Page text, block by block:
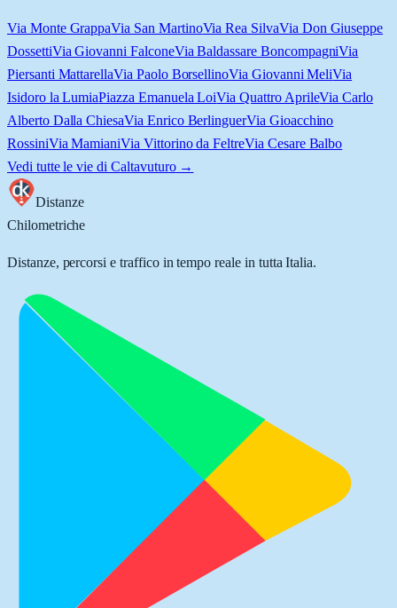
Via Monte GrappaVia San MartinoVia Rea SilvaVia Don Giuseppe
DossettiVia Giovanni FalconeVia Baldassare BoncompagniVia
Piersanti MattarellaVia Paolo BorsellinoVia Giovanni MeliVia
Isidoro la LumiaPiazza Emanuela LoiVia Quattro AprileVia Carlo
Alberto Dalla ChiesaVia Enrico BerlinguerVia Gioacchino
RossiniVia MamianiVia Vittorino da FeltreVia Cesare Balbo
Vedi tutte le vie di Caltavuturo→
Distanze
Chilometriche
Distanze, percorsi e traffico in tempo reale in tutta Italia.